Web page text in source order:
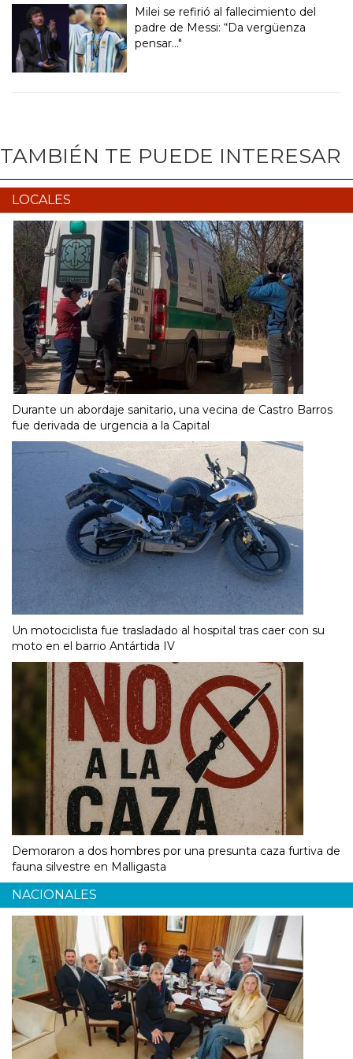
Milei se refirió al fallecimiento del
padre de Messi: “Da vergüenza
pensar..."
TAMBIÉN TE PUEDE INTERESAR
LOCALES
Durante un abordaje sanitario, una vecina de Castro Barros
fue derivada de urgencia a la Capital
Un motociclista fue trasladado al hospital tras caer con su
moto en el barrio Antártida IV
Demoraron a dos hombres por una presunta caza furtiva de
fauna silvestre en Malligasta
NACIONALES